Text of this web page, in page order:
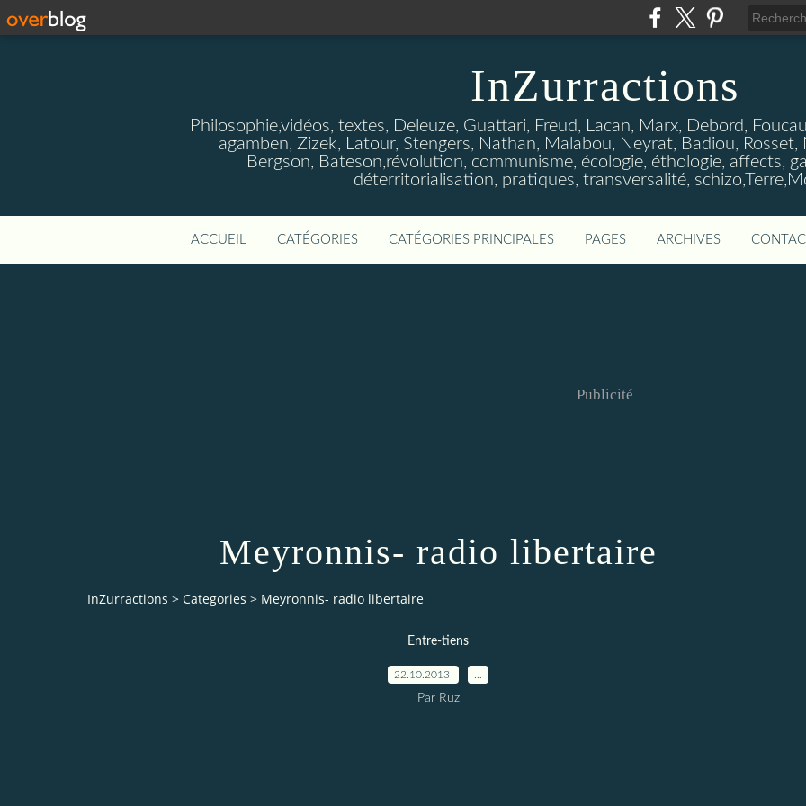
InZurractions
Philosophie,vidéos, textes, Deleuze, Guattari, Freud, Lacan, Marx, Debord,
agamben, Zizek, Latour, Stengers, Nathan, Malabou, Neyrat, Badiou, Rosset,
Bergson, Bateson,révolution, communisme, écologie, éthologie, affects,
déterritorialisation, pratiques, transversalité,
ACCUEIL CATÉGORIES CATÉGORIES PRINCIPALES PAGES ARCHIVES
Publicité
Meyronnis- radio libertaire
InZurractions > Categories > Meyronnis- radio libertaire
Entre-tiens
22.10.2013
Par Ruz